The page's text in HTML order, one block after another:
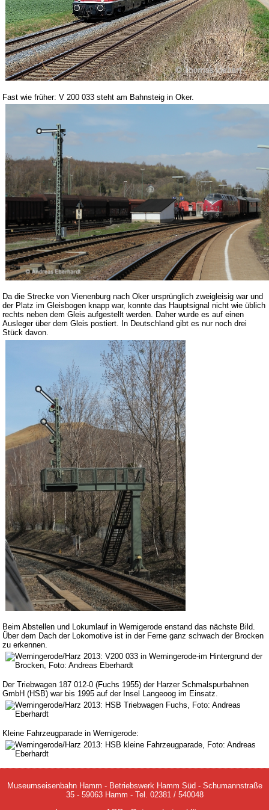
Fast wie früher: V 200 033 steht am Bahnsteig in Oker.
Da die Strecke von Vienenburg nach Oker ursprünglich zweigleisig war und
der Platz im Gleisbogen knapp war, konnte das Hauptsignal nicht wie üblich
rechts neben dem Gleis aufgestellt werden. Daher wurde es auf einen
Ausleger über dem Gleis postiert. In Deutschland gibt es nur noch drei
Stück davon.
Beim Abstellen und Lokumlauf in Wernigerode enstand das nächste Bild.
Über dem Dach der Lokomotive ist in der Ferne ganz schwach der Brocken
zu erkennen.
Der Triebwagen 187 012-0 (Fuchs 1955) der Harzer Schmalspurbahnen
GmbH (HSB) war bis 1995 auf der Insel Langeoog im Einsatz.
Kleine Fahrzeugparade in Wernigerode:
Museumseisenbahn Hamm - Betriebswerk Hamm Süd - Schumannstraße
35 - 59063 Hamm - Tel. 02381 / 540048